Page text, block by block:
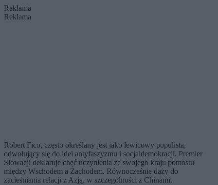
Reklama
Reklama
Robert Fico, często określany jest jako lewicowy populista,
odwołujący się do idei antyfaszyzmu i socjaldemokracji. Premier
Słowacji deklaruje chęć uczynienia ze swojego kraju pomostu
między Wschodem a Zachodem. Równocześnie dąży do
zacieśniania relacji z Azją, w szczególności z Chinami.